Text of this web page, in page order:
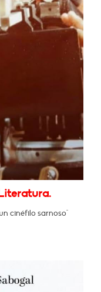
cinéfilo sarnoso"